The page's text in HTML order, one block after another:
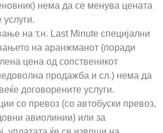
нема да се менува цената
на т.н. Last Minute специјални
на аранжманот (поради
цена од сопственикот
продажба и сл.) нема да
договорените услуги.
со превоз (со автобуски превоз,
авиолинии) или за